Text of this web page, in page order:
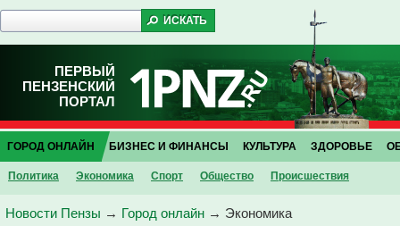
ПЕРВЫЙ
ПЕНЗЕНСКИЙ
ПОРТАЛ
ГОРОД ОНЛАЙН
Политика Экономика Спорт Общество Проиcшествия
БИЗНЕС И ФИНАНСЫ КУЛЬТУРА ЗДОРОВЬЕ
Новости Пензы → Город онлайн → Экономика